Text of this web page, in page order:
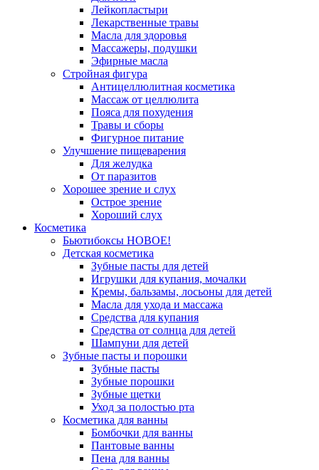
Лейкопластыри
Лекарственные травы
Масла для здоровья
Массажеры, подушки
Эфирные масла
Стройная фигура
Антицеллюлитная косметика
Массаж от целлюлита
Пояса для похудения
Травы и сборы
Фигурное питание
Улучшение пищеварения
Для желудка
От паразитов
Хорошее зрение и слух
Острое зрение
Хороший слух
Косметика
Бьютибоксы НОВОЕ!
Детская косметика
Зубные пасты для детей
Игрушки для купания, мочалки
Кремы, бальзамы, лосьоны для детей
Масла для ухода и массажа
Средства для купания
Средства от солнца для детей
Шампуни для детей
Зубные пасты и порошки
Зубные пасты
Зубные порошки
Зубные щетки
Уход за полостью рта
Косметика для ванны
Бомбочки для ванны
Пантовые ванны
Пена для ванны